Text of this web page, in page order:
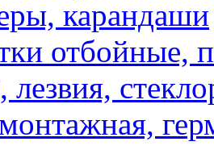
карандаши
отбойные,